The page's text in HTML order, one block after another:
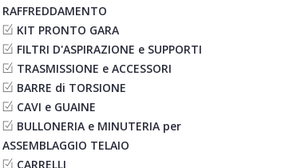
RAFFREDDAMENTO
KIT PRONTO GARA
FILTRI D'ASPIRAZIONE e SUPPORTI
TRASMISSIONE e ACCESSORI
BARRE di TORSIONE
CAVI e GUAINE
BULLONERIA e MINUTERIA per
ASSEMBLAGGIO TELAIO
CARRELLI